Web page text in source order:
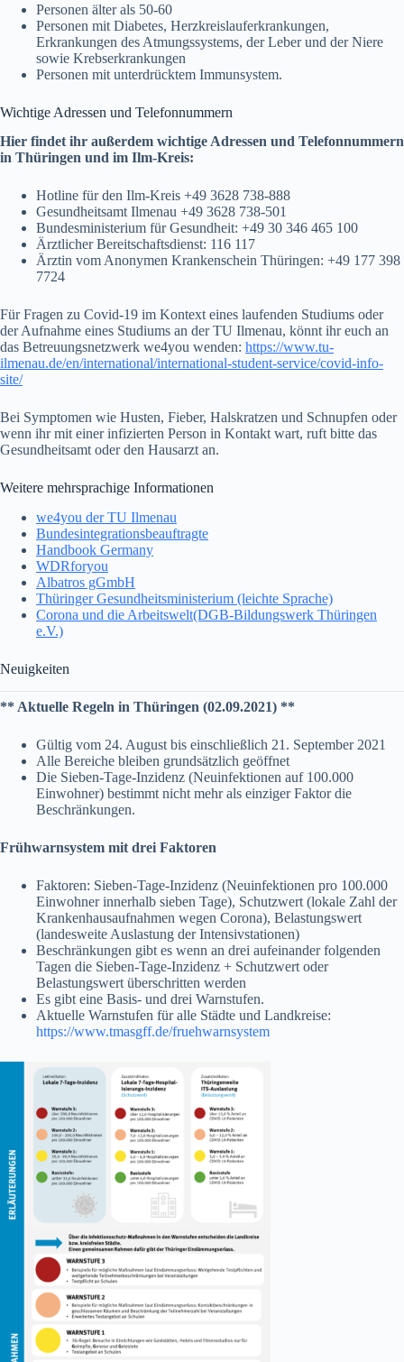
Personen älter als 50-60
Personen mit Diabetes, Herzkreislauferkrankungen,
Erkrankungen des Atmungssystems, der Leber und der Niere
sowie Krebserkrankungen
Personen mit unterdrücktem Immunsystem.
Wichtige Adressen und Telefonnummern
Hier findet ihr außerdem wichtige Adressen und Telefonnummern
in Thüringen und im Ilm-Kreis:
Hotline für den Ilm-Kreis +49 3628 738-888
Gesundheitsamt Ilmenau +49 3628 738-501
Bundesministerium für Gesundheit: +49 30 346 465 100
Ärztlicher Bereitschaftsdienst: 116 117
Ärztin vom Anonymen Krankenschein Thüringen: +49 177 398
7724
Für Fragen zu Covid-19 im Kontext eines laufenden Studiums oder
der Aufnahme eines Studiums an der TU Ilmenau, könnt ihr euch an
das Betreuungsnetzwerk we4you wenden: https://www.tu-
ilmenau.de/en/international/international-student-service/covid-info-
site/
Bei Symptomen wie Husten, Fieber, Halskratzen und Schnupfen oder
wenn ihr mit einer infizierten Person in Kontakt wart, ruft bitte das
Gesundheitsamt oder den Hausarzt an.
Weitere mehrsprachige Informationen
we4you der TU Ilmenau
Bundesintegrationsbeauftragte
Handbook Germany
WDRforyou
Albatros gGmbH
Thüringer Gesundheitsministerium (leichte Sprache)
Corona und die Arbeitswelt(DGB-Bildungswerk Thüringen
e.V.)
Neuigkeiten
** Aktuelle Regeln in Thüringen (02.09.2021) **
Gültig vom 24. August bis einschließlich 21. September 2021
Alle Bereiche bleiben grundsätzlich geöffnet
Die Sieben-Tage-Inzidenz (Neuinfektionen auf 100.000
Einwohner) bestimmt nicht mehr als einziger Faktor die
Beschränkungen.
Frühwarnsystem mit drei Faktoren
Faktoren: Sieben-Tage-Inzidenz (Neuinfektionen pro 100.000
Einwohner innerhalb sieben Tage), Schutzwert (lokale Zahl der
Krankenhausaufnahmen wegen Corona), Belastungswert
(landesweite Auslastung der Intensivstationen)
Beschränkungen gibt es wenn an drei aufeinander folgenden
Tagen die Sieben-Tage-Inzidenz + Schutzwert oder
Belastungswert überschritten werden
Es gibt eine Basis- und drei Warnstufen.
Aktuelle Warnstufen für alle Städte und Landkreise:
https://www.tmasgff.de/fruehwarnsystem